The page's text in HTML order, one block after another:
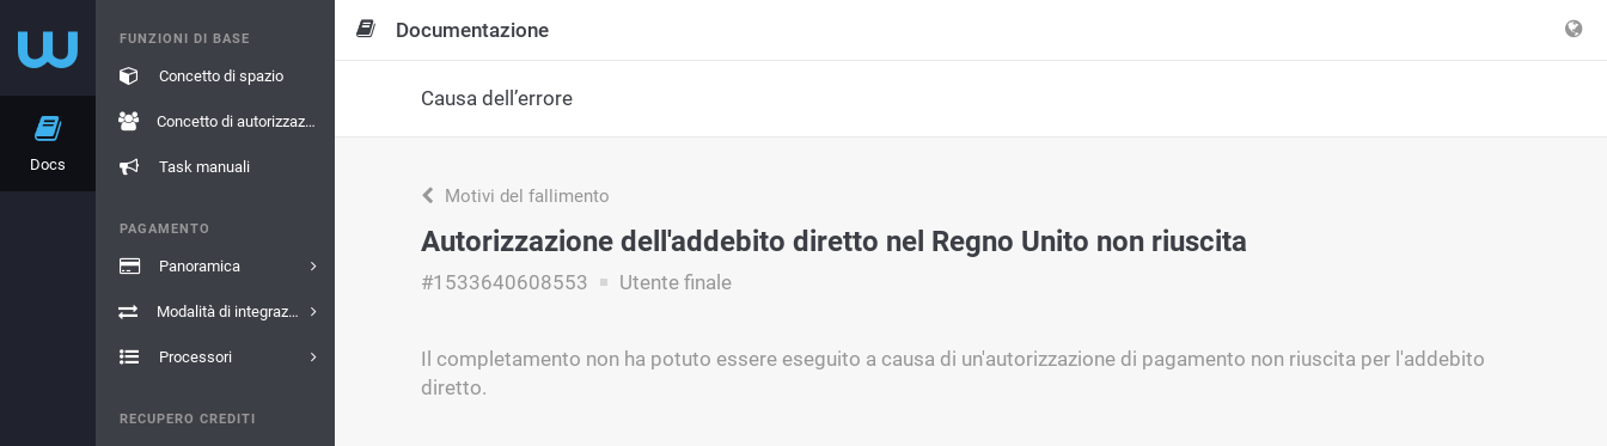
Docs
FUNZIONI DI BASE
Concetto di spazio
Concetto di autorizzazione
Task manuali
PAGAMENTO
Panoramica
Modalità di integrazione
Processori
RECUPERO CREDITI
Documentazione
Causa dell’errore
Motivi del fallimento
Autorizzazione dell'addebito diretto nel Regno Unito non riuscita
#1533640608553 Utente finale
Il completamento non ha potuto essere eseguito a causa di un'autorizzazione di pagamento non riuscita per l'addebito
diretto.